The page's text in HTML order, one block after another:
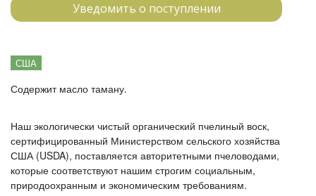
Уведомить о поступлении
США
Содержит масло таману.
Наш экологически чистый органический пчелиный воск,
сертифицированный Министерством сельского хозяйства
США (USDA), поставляется авторитетными пчеловодами,
которые соответствуют нашим строгим социальным,
природоохранным и экономическим требованиям.